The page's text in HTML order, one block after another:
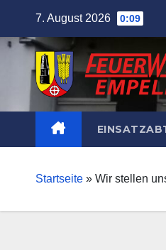
content
7. August 2026 0:09
Startseite » Wir stellen